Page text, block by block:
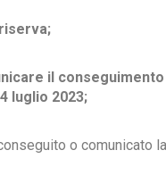
il
luglio 2023;
o comunicato